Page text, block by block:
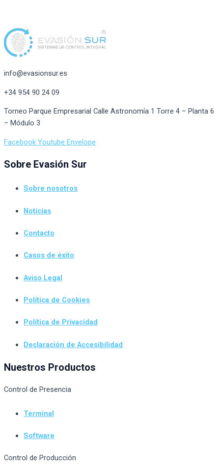
info@evasionsur.es
+34 954 90 24 09
Torneo Parque Empresarial Calle Astronomía 1 Torre 4 – Planta 6
– Módulo 3
Facebook Youtube Envelope
Sobre Evasión Sur
Sobre nosotros
Noticias
Contacto
Casos de éxito
Aviso Legal
Política de Cookies
Política de Privacidad
Declaración de Accesibilidad
Nuestros Productos
Control de Presencia
Terminal
Software
Control de Producción